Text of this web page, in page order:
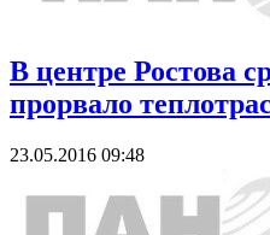
В центре Ростова
прорвало
23.05.2016 09:48